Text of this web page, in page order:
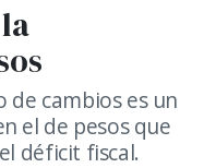
de cambios es un
el de pesos que
déficit fiscal.